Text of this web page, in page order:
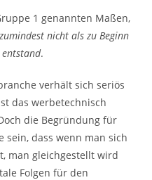
1 genannten Maßen,
zumindest nicht als zu Beginn
entstand.
verhält sich seriös
das werbetechnisch
die Begründung für
sein, dass wenn man sich
man gleichgestellt wird
Folgen für den